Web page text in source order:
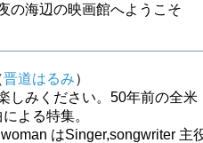
の海辺の映画館へようこそ
晋道はるみ）
しみください。50年前の全米
よる特集。
はSinger,songwriter 主